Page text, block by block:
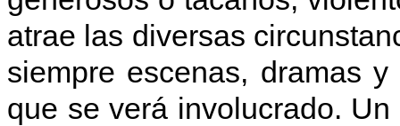
atrae las diversas
siempre escenas, dramas
que se verá involucrado.